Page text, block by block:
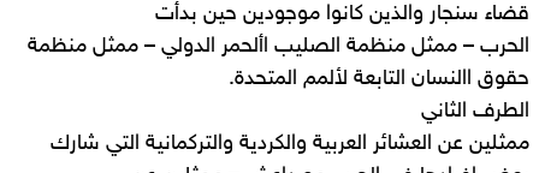
قضاء سنجار والذين كانوا موجودين حين بدأت
الحرب – ممثل منظمة الصليب األحمر الدولي – ممثل منظمة
حقوق االنسان التابعة لألمم المتحدة.
الطرف الثاني
ممثلين عن العشائر العربية والكردية والتركمانية التي شارك